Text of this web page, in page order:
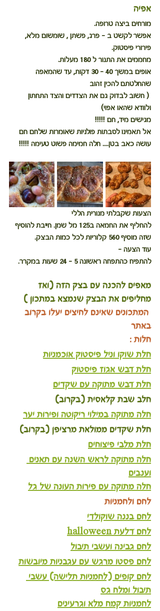
אפיה
מורחים ביצה טרופה.
אפשר לקשט ב - פרג, פשתן , שומשום מלא,
פירורי פיסטוק.
מחממים את התנור ל 180 מעלות.
אופים במשך 40 – 30 דקות, עד שהמאפה
שהחלטתם להכין זהוב
( חשוב לבדוק גם את הצדדים והצד התחתון
ולוודא שהאו אפוי)
מגישים מיד, חם !!!!!
אל תאמינו לסבתות פולניות שאומרות שלחם חם
עושה כאב בטן.... חלה חמימה פשוט טעימה !!!!!
הצעות שקבלתי מנורית הללי
להחליף את החמאה ב125 מל שמן. חייבת להוסיף
שזה מוסיף 560 קלוריות לכל כמות הבצק.
עוד הצעה -
להתפיח כהתפחה ראשונה 5 - 24 שעות במקרר.
מאפים להכנה עם בצק הזה (ואז
מחליפים את הבצק שנמצא במתכון )
המתכונים שאינם לחיצים יעלו בקרוב
באתר
חלות :
חלת שוקו וניל פיסטוק אוכמניות
חלת דבש אגוז פיסטוק
חלת דבש מתוקה עם שקדים
חלב שבת קלאסית (בקרוב)
חלה מתוקה במילוי ריקוטה ופירות יער
חלת שקדים ממולאת מרציפן (בקרוב)
חלת מלבי פיצוחים
חלה מתוקה לראש השנה עם תאנים
וענבים
חלה מתוקה עם פירות העונה של גל
לחם ולחמניות
לחם בננה שוקולדי
לחם דלעת halloween
לחם גבינה ועשבי תיבול
לחם פסטו מרגש עם עגבניות מיובשות
לחם קופים (לחמניות תלישה) עשבי
תיבול ומלח גס
לחמניות קמח מלא וגרעינים